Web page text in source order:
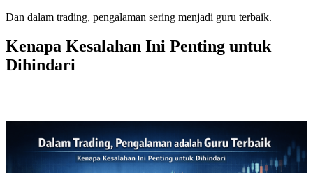
Dan dalam trading, pengalaman sering menjadi guru terbaik.
Kenapa Kesalahan Ini Penting untuk
Dihindari